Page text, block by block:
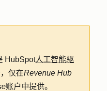
HubSpot人工智能驱
仅在Revenue Hub
账户中提供。